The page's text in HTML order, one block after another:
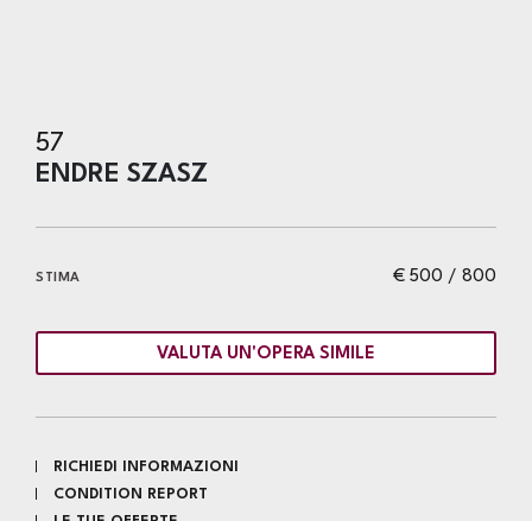
57
ENDRE SZASZ
€ 500 / 800
STIMA
VALUTA UN'OPERA SIMILE
RICHIEDI INFORMAZIONI
CONDITION REPORT